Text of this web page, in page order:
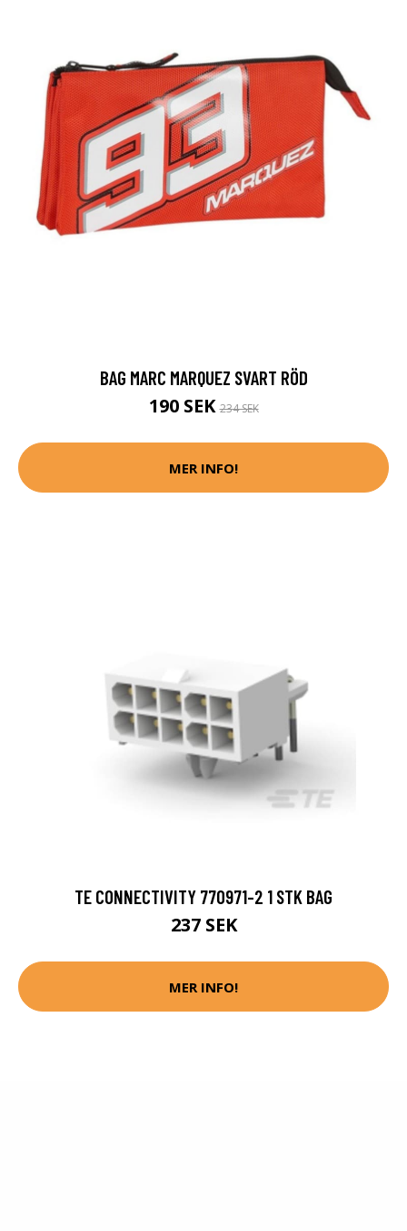
BAG MARC MARQUEZ SVART RÖD
190 SEK234 SEK
MER INFO!
TE CONNECTIVITY 770971-2 1 STK BAG
237 SEK
MER INFO!